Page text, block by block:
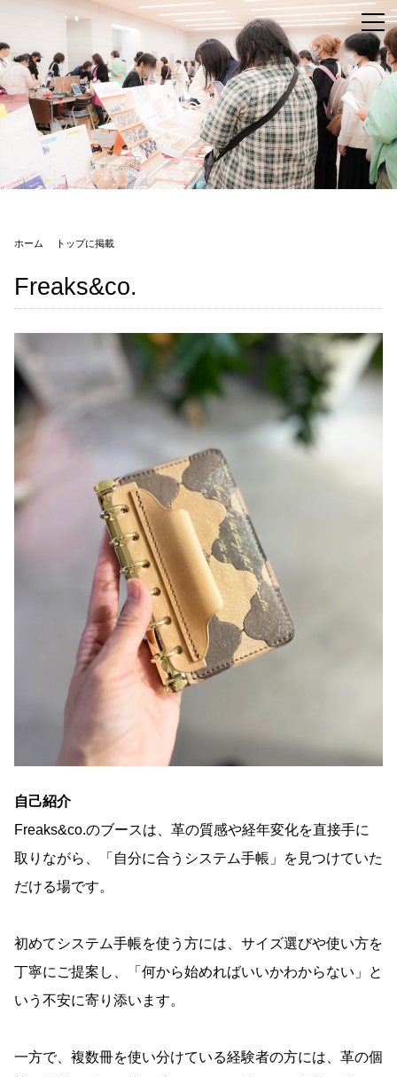
ホーム トップに掲載
Freaks&co.
自己紹介
Freaks&co.のブースは、革の質感や経年変化を直接手に
取りながら、「自分に合うシステム手帳」を見つけていた
だける場です。
初めてシステム手帳を使う方には、サイズ選びや使い方を
丁寧にご提案し、「何から始めればいいかわからない」と
いう不安に寄り添います。
一方で、複数冊を使い分けている経験者の方には、革の個